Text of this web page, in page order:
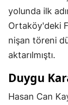
yolunda ilk
Ortaköy'deki
nişan töreni
aktarılmıştı.
Duygu
Hasan Can